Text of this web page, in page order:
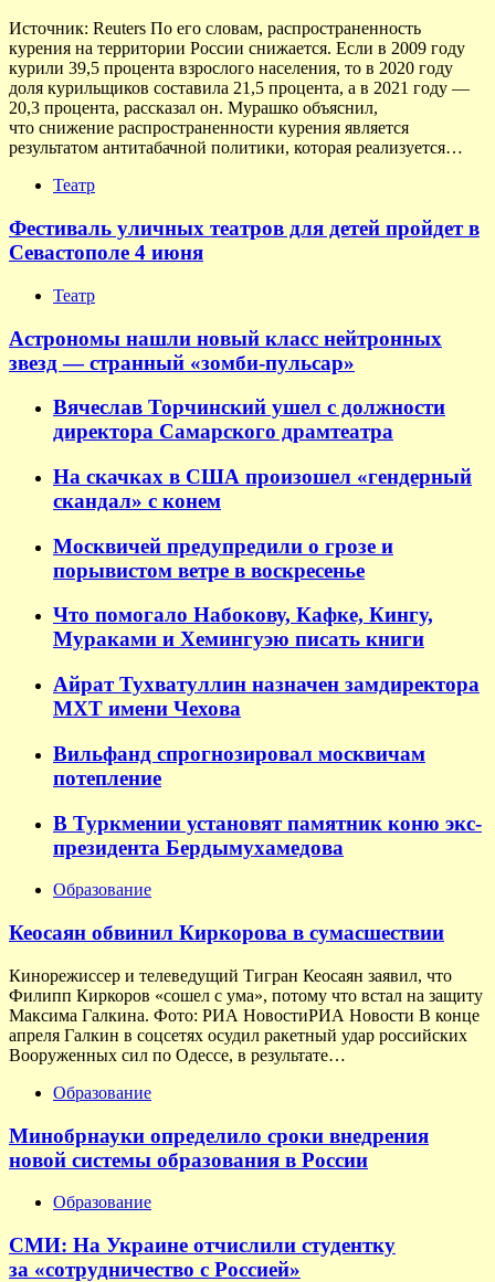
Источник: Reuters По его словам, распространенность
курения на территории России снижается. Если в 2009 году
курили 39,5 процента взрослого населения, то в 2020 году
доля курильщиков составила 21,5 процента, а в 2021 году —
20,3 процента, рассказал он. Мурашко объяснил,
что снижение распространенности курения является
результатом антитабачной политики, которая реализуется…
Театр
Фестиваль уличных театров для детей пройдет в
Севастополе 4 июня
Театр
Астрономы нашли новый класс нейтронных
звезд — странный «зомби-пульсар»
Вячеслав Торчинский ушел с должности
директора Самарского драмтеатра
На скачках в США произошел «гендерный
скандал» с конем
Москвичей предупредили о грозе и
порывистом ветре в воскресенье
Что помогало Набокову, Кафке, Кингу,
Мураками и Хемингуэю писать книги
Айрат Тухватуллин назначен замдиректора
МХТ имени Чехова
Вильфанд спрогнозировал москвичам
потепление
В Туркмении установят памятник коню экс-
президента Бердымухамедова
Образование
Кеосаян обвинил Киркорова в сумасшествии
Кинорежиссер и телеведущий Тигран Кеосаян заявил, что
Филипп Киркоров «сошел с ума», потому что встал на защиту
Максима Галкина. Фото: РИА НовостиРИА Новости В конце
апреля Галкин в соцсетях осудил ракетный удар российских
Вооруженных сил по Одессе, в результате…
Образование
Минобрнауки определило сроки внедрения
новой системы образования в России
Образование
СМИ: На Украине отчислили студентку
за «сотрудничество с Россией»